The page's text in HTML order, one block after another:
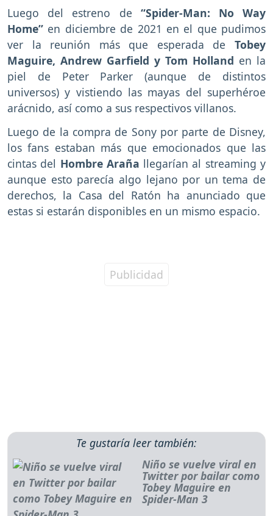
Luego del estreno de “Spider-Man: No Way
Home” en diciembre de 2021 en el que pudimos
ver la reunión más que esperada de Tobey
Maguire, Andrew Garfield y Tom Holland en la
piel de Peter Parker (aunque de distintos
universos) y vistiendo las mayas del superhéroe
arácnido, así como a sus respectivos villanos.
Luego de la compra de Sony por parte de Disney,
los fans estaban más que emocionados que las
cintas del Hombre Araña llegarían al streaming y
aunque esto parecía algo lejano por un tema de
derechos, la Casa del Ratón ha anunciado que
estas si estarán disponibles en un mismo espacio.
Te gustaría leer también:
Niño se vuelve viral en
Twitter por bailar como
Tobey Maguire en
Spider-Man 3